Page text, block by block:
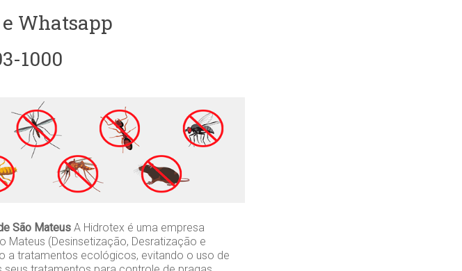
Whatsapp
1000
São Mateus A Hidrotex é uma empresa
Mateus (Desinsetização, Desratização e
a tratamentos ecológicos, evitando o uso de